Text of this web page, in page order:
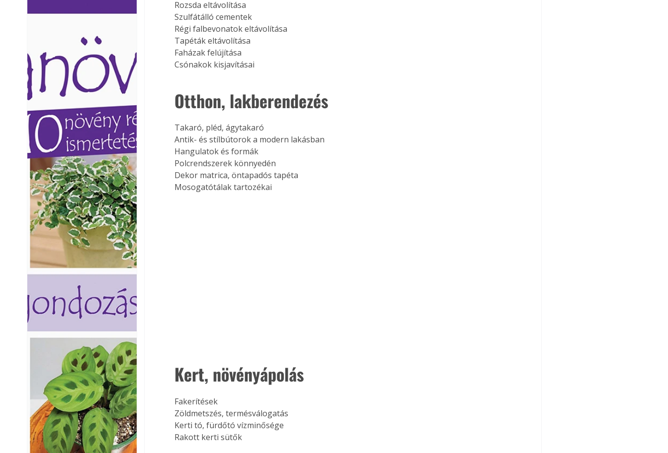
Ezermester lapszámai. A
Laptapir kényelmes megoldás,
mert: – t
Rozsda eltávolítása
Szulfátálló cementek
Régi falbevonatok eltávolítása
Tapéták eltávolítása
Faházak felújítása
Csónakok kisjavításai
Otthon, lakberendezés
Takaró, pléd, ágytakaró
Antik- és stílbútorok a modern lakásban
Hangulatok és formák
Polcrendszerek könnyedén
Dekor matrica, öntapadós tapéta
Mosogatótálak tartozékai
Kert, növényápolás
Fakerítések
Zöldmetszés, termésválogatás
Kerti tó, fürdőtó vízminősége
Rakott kerti sütők